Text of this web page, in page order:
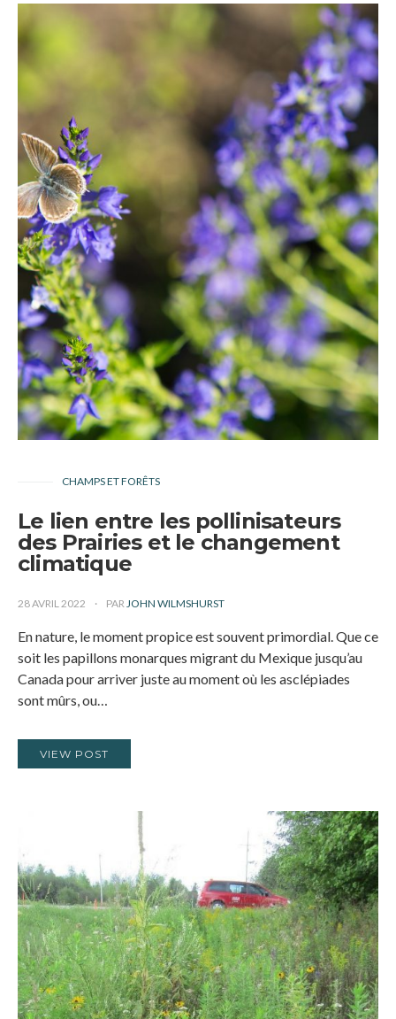
CHAMPS ET FORÊTS
Le lien entre les pollinisateurs
des Prairies et le changement
climatique
28 AVRIL 2022 PARJOHN WILMSHURST
En nature, le moment propice est souvent primordial. Que ce
soit les papillons monarques migrant du Mexique jusqu’au
Canada pour arriver juste au moment où les asclépiades
sont mûrs, ou…
VIEW POST